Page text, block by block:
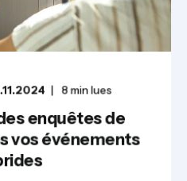
8min lues
enquêtes de
vos événements